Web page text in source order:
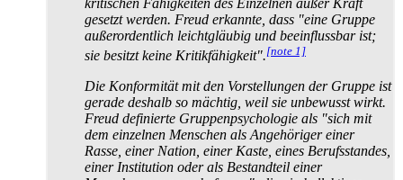
kritischen Fähigkeiten des Einzelnen außer Kraft
gesetzt werden. Freud erkannte, dass "eine Gruppe
außerordentlich leichtgläubig und beeinflussbar ist;
sie besitzt keine Kritikfähigkeit".[note 1]
Die Konformität mit den Vorstellungen der Gruppe ist
gerade deshalb so mächtig, weil sie unbewusst wirkt.
Freud definierte Gruppen­psychologie als "sich mit
dem einzelnen Menschen als Angehöriger einer
Rasse, einer Nation, einer Kaste, eines Berufsstandes,
einer Institution oder als Bestandteil einer